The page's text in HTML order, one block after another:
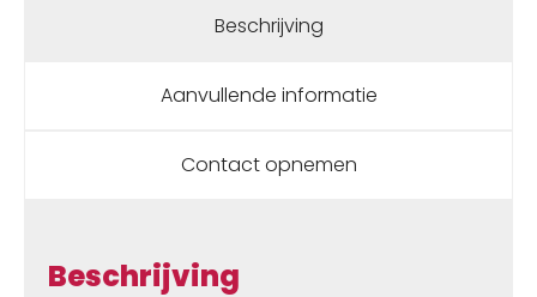
Beschrijving
Aanvullende informatie
Contact opnemen
Beschrijving